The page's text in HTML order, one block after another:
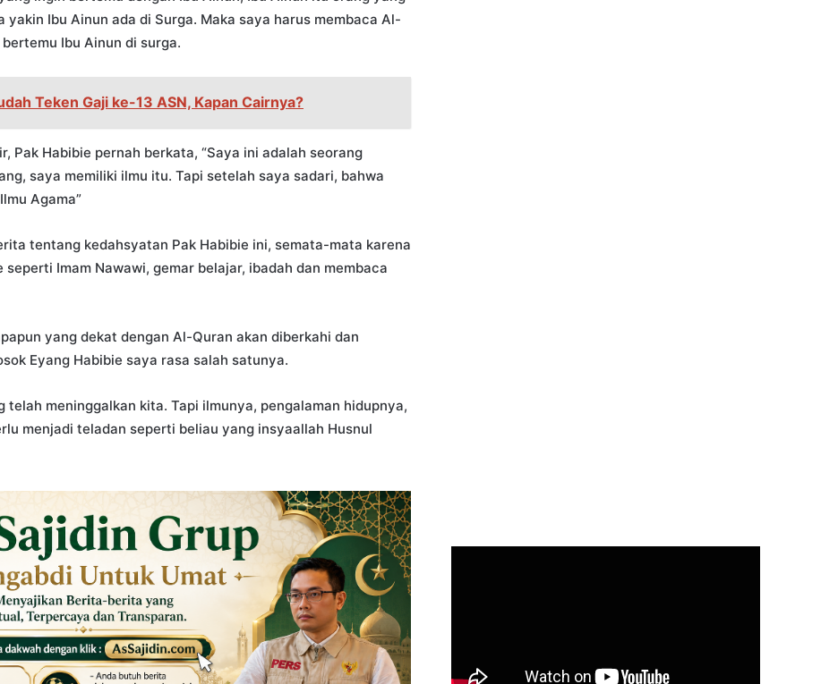
Ibu Ainun ada di Surga. Maka saya harus membaca Al-
Ibu Ainun di surga.
Teken Gaji ke-13 ASN, Kapan Cairnya?
Pak Habibie pernah berkata, “Saya ini adalah seorang
saya memiliki ilmu itu. Tapi setelah saya sadari, bahwa
Agama”
tentang kedahsyatan Pak Habibie ini, semata-mata karena
Imam Nawawi, gemar belajar, ibadah dan membaca
yang dekat dengan Al-Quran akan diberkahi dan
Eyang Habibie saya rasa salah satunya.
meninggalkan kita. Tapi ilmunya, pengalaman hidupnya,
menjadi teladan seperti beliau yang insyaallah Husnul